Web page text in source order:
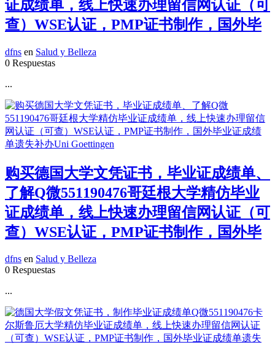
证成绩单，线上快速办理留信网认证（可
查）WSE认证，PMP证书制作，国外毕
dfns en Salud y Belleza
0 Respuestas
...
购买德国大学文凭证书，毕业证成绩单、
了解Q微551190476哥廷根大学精仿毕业
证成绩单，线上快速办理留信网认证（可
查）WSE认证，PMP证书制作，国外毕
dfns en Salud y Belleza
0 Respuestas
...